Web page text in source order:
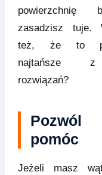
powierzchnię
zasadzisz tuje.
też, że to
najtańsze z
rozwiązań?
pomóc
Jeżeli masz